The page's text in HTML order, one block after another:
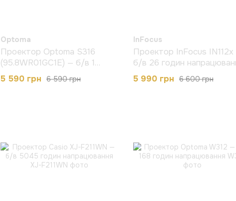
Optoma
Проектор Optoma S316
(95.8WR01GC1E) — б/в 1
година напрацювання
6 590 грн
5 590 грн
InFocus
Проектор InFocus
б/в 26 годин
6 600 грн
5 990 грн